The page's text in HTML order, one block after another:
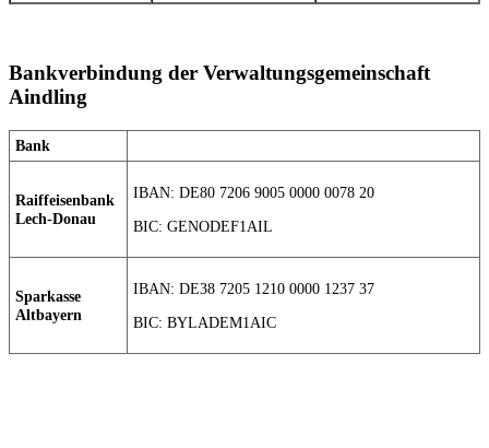
Bankverbindung der Verwaltungsgemeinschaft
Aindling
Bank
Raiffeisenbank
Lech-Donau
IBAN: DE80 7206 9005 0000 0078 20
BIC: GENODEF1AIL
Sparkasse
Altbayern
IBAN: DE38 7205 1210 0000 1237 37
BIC: BYLADEM1AIC